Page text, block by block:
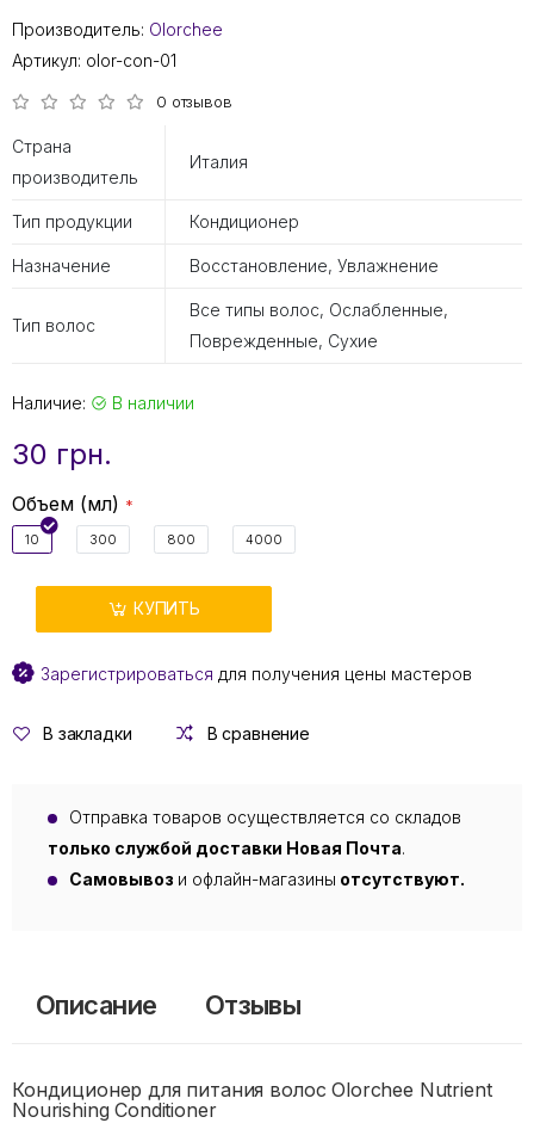
Производитель: Olorchee
Артикул: olor-con-01
0 отзывов
Страна
производитель
Италия
Тип продукции Кондиционер
Назначение Восстановление, Увлажнение
Тип волос
Все типы волос, Ослабленные,
Поврежденные, Сухие
Наличие: В наличии
30 грн.
Объем (мл)
10 300 800 4000
КУПИТЬ
Зарегистрироваться для получения цены мастеров
В закладки В сравнение
Отправка товаров осуществляется со складов
только службой доставки Новая Почта.
Самовывоз и офлайн-магазины отсутствуют.
Описание Отзывы
Кондиционер для питания волос Olorchee Nutrient
Nourishing Conditioner